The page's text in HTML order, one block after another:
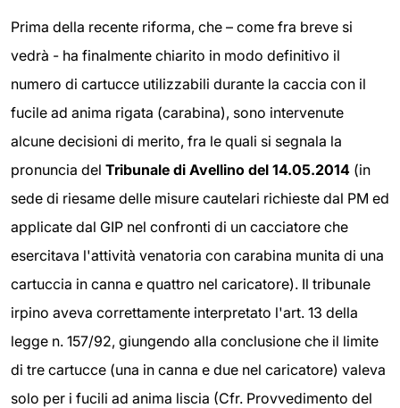
Prima della recente riforma, che – come fra breve si
vedrà - ha finalmente chiarito in modo definitivo il
numero di cartucce utilizzabili durante la caccia con il
fucile ad anima rigata (carabina), sono intervenute
alcune decisioni di merito, fra le quali si segnala la
pronuncia del Tribunale di Avellino del 14.05.2014 (in
sede di riesame delle misure cautelari richieste dal PM ed
applicate dal GIP nel confronti di un cacciatore che
esercitava l'attività venatoria con carabina munita di una
cartuccia in canna e quattro nel caricatore). Il tribunale
irpino aveva correttamente interpretato l'art. 13 della
legge n. 157/92, giungendo alla conclusione che il limite
di tre cartucce (una in canna e due nel caricatore) valeva
solo per i fucili ad anima liscia (Cfr. Provvedimento del